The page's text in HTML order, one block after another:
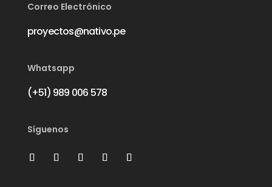
Correo Electrónico
proyectos@nativo.pe
Whatsapp
(+51) 989 006 578
Síguenos